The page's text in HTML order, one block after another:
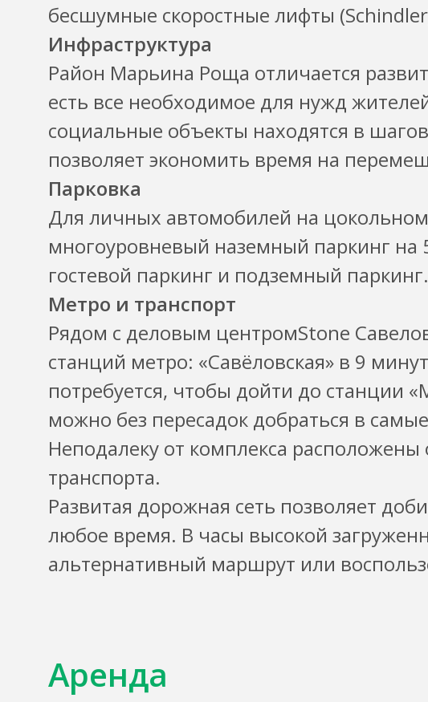
бесшумные скоростные лифты
Инфраструктура
Район Марьина Роща отличается
есть все необходимое для нужд
социальные объекты находятся в
позволяет экономить время на
Парковка
Для личных автомобилей на
многоуровневый наземный паркинг
гостевой паркинг и подземный паркинг.
Метро и транспорт
Рядом с деловым центромStone
станций метро: «Савёловская» в 9
потребуется, чтобы дойти до станции
можно без пересадок добраться в
Неподалеку от комплекса расположены
транспорта.
Развитая дорожная сеть позволяет
любое время. В часы высокой
альтернативный маршрут или
Аренда